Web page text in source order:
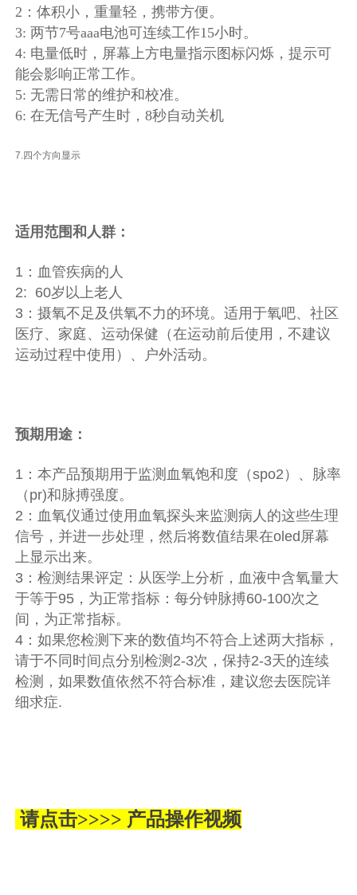
2：体积小，重量轻，携带方便。
3: 两节7号aaa电池可连续工作15小时。
4: 电量低时，屏幕上方电量指示图标闪烁，提示可
能会影响正常工作。
5: 无需日常的维护和校准。
6: 在无信号产生时，8秒自动关机
7.四个方向显示
适用范围和人群：
1：血管疾病的人
2: 60岁以上老人
3：摄氧不足及供氧不力的环境。适用于氧吧、社区
医疗、家庭、运动保健（在运动前后使用，不建议
运动过程中使用）、户外活动。
预期用途：
1：本产品预期用于监测血氧饱和度（spo2）、脉率
（pr)和脉搏强度。
2：血氧仪通过使用血氧探头来监测病人的这些生理
信号，并进一步处理，然后将数值结果在oled屏幕
上显示出来。
3：检测结果评定：从医学上分析，血液中含氧量大
于等于95，为正常指标：每分钟脉搏60-100次之
间，为正常指标。
4：如果您检测下来的数值均不符合上述两大指标，
请于不同时间点分别检测2-3次，保持2-3天的连续
检测，如果数值依然不符合标准，建议您去医院详
细求症.
请点击>>>> 产品操作视频